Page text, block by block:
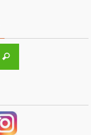
Recherche